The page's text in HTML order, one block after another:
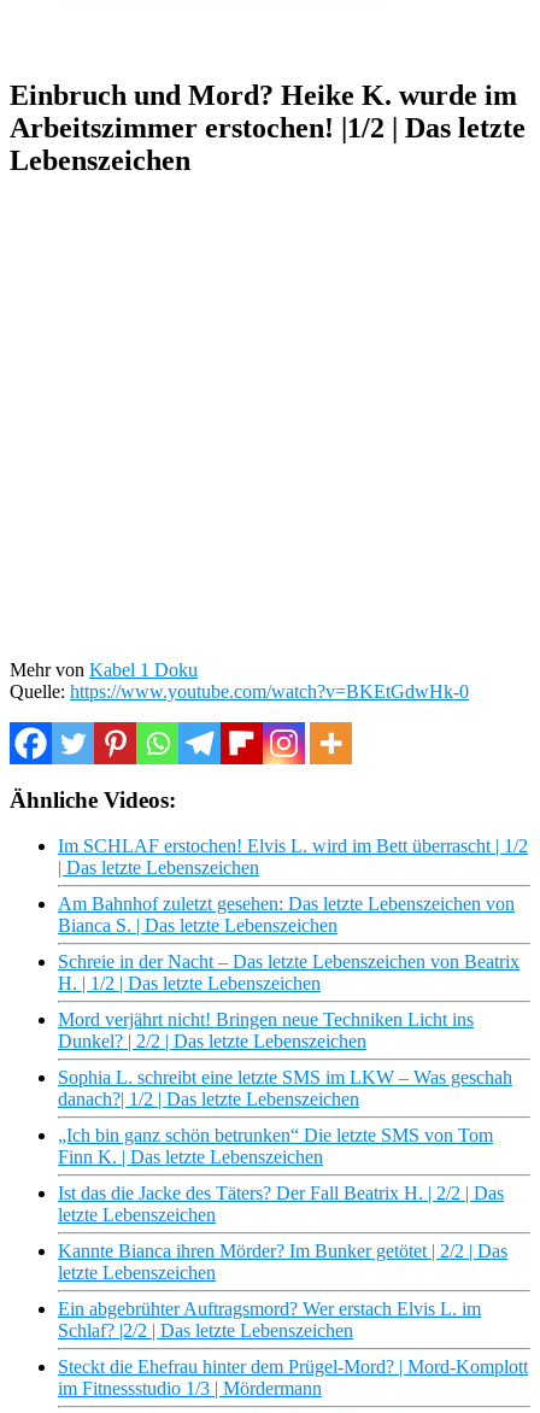
Einbruch und Mord? Heike K. wurde im
Arbeitszimmer erstochen! |1/2 | Das letzte
Lebenszeichen
Mehr von Kabel 1 Doku
Quelle: https://www.youtube.com/watch?v=BKEtGdwHk-0
Ähnliche Videos:
Im SCHLAF erstochen! Elvis L. wird im Bett überrascht | 1/2
| Das letzte Lebenszeichen
Am Bahnhof zuletzt gesehen: Das letzte Lebenszeichen von
Bianca S. | Das letzte Lebenszeichen
Schreie in der Nacht – Das letzte Lebenszeichen von Beatrix
H. | 1/2 | Das letzte Lebenszeichen
Mord verjährt nicht! Bringen neue Techniken Licht ins
Dunkel? | 2/2 | Das letzte Lebenszeichen
Sophia L. schreibt eine letzte SMS im LKW – Was geschah
danach?| 1/2 | Das letzte Lebenszeichen
„Ich bin ganz schön betrunken“ Die letzte SMS von Tom
Finn K. | Das letzte Lebenszeichen
Ist das die Jacke des Täters? Der Fall Beatrix H. | 2/2 | Das
letzte Lebenszeichen
Kannte Bianca ihren Mörder? Im Bunker getötet | 2/2 | Das
letzte Lebenszeichen
Ein abgebrühter Auftragsmord? Wer erstach Elvis L. im
Schlaf? |2/2 | Das letzte Lebenszeichen
Steckt die Ehefrau hinter dem Prügel-Mord? | Mord-Komplott
im Fitnessstudio 1/3 | Mördermann